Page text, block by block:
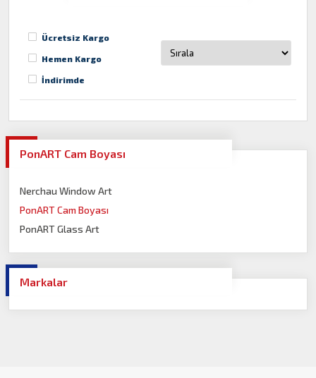
PonART Cam Boyası
Nerchau Window Art
PonART Cam Boyası
PonART Glass Art
Markalar
Ücretsiz Kargo
Hemen Kargo
İndirimde